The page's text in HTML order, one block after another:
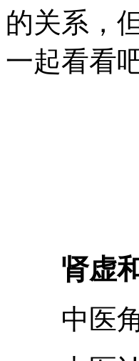
的关系，
一起看看吧
肾虚
中医角